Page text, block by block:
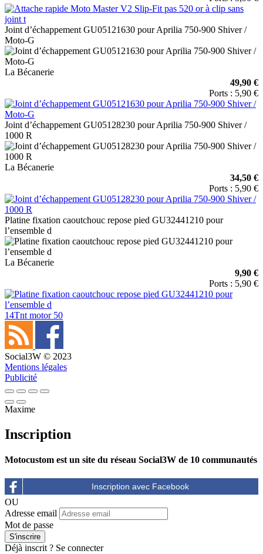
Joint d’échappement GU05121630 pour Aprilia 750-900 Shiver /
Moto-G
La Bécanerie
49,90 €
Ports : 5,90 €
Joint d’échappement GU05128230 pour Aprilia 750-900 Shiver /
1000 R
La Bécanerie
34,50 €
Ports : 5,90 €
Platine fixation caoutchouc repose pied GU32441210 pour
l’ensemble d
La Bécanerie
9,90 €
Ports : 5,90 €
14Tnt motor 50
Social3W © 2023
Mentions légales
Publicité
Maxime
Inscription
Motocustom est un site du réseau Social3W de 10 communautés
OU
Adresse email
Mot de passe
Déjà inscrit ? Se connecter